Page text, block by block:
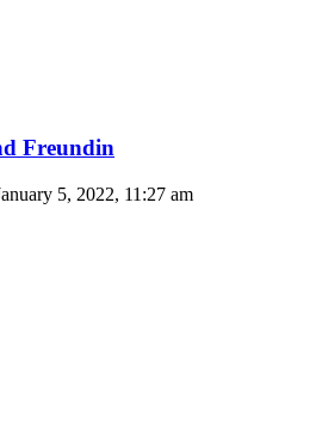
Freundin
5, 2022, 11:27 am